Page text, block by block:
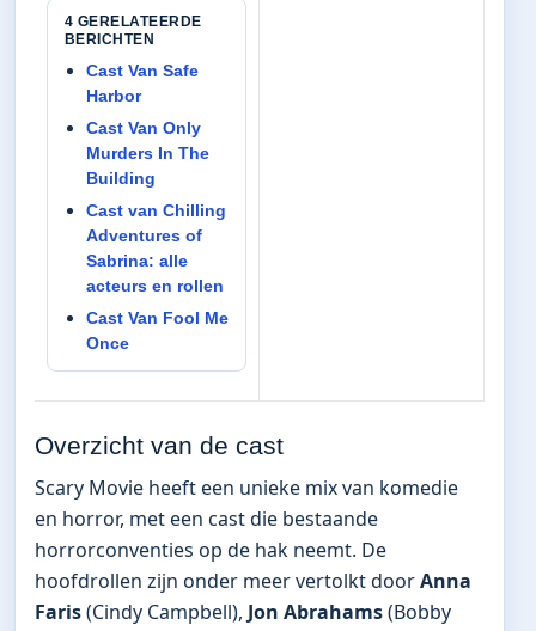
4 GERELATEERDE
BERICHTEN
Cast Van Safe
Harbor
Cast Van Only
Murders In The
Building
Cast van Chilling
Adventures of
Sabrina: alle
acteurs en rollen
Cast Van Fool Me
Once
Overzicht van de cast
Scary Movie heeft een unieke mix van komedie
en horror, met een cast die bestaande
horrorconventies op de hak neemt. De
hoofdrollen zijn onder meer vertolkt doorAnna
Faris(Cindy Campbell), Jon Abrahams(Bobby